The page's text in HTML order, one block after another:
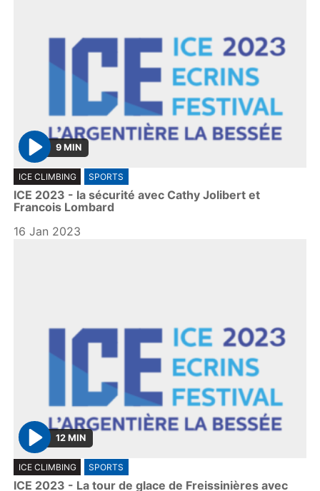
P
l
a
y
9 MIN
ICE CLIMBING SPORTS
ICE 2023 - la sécurité avec Cathy Jolibert et
Francois Lombard
16 Jan 2023
P
l
12 MIN
ICE CLIMBING SPORTS
ICE 2023 - La tour de glace de Freissinières avec